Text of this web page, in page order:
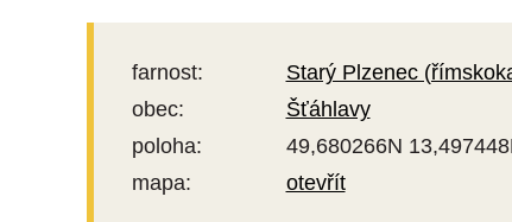
farnost:
Starý Plzenec
obec:
Šťáhlavy
poloha:
49,680266N
mapa:
otevřít